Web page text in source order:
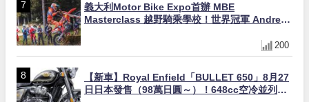
義大利Motor Bike Expo首辦 MBE
Masterclass 越野騎乘學校！世界冠軍 Andrea
200
【新車】Royal Enfield「BULLET 650」8月27
日日本發售（98萬日圓～）！648cc空冷並列雙